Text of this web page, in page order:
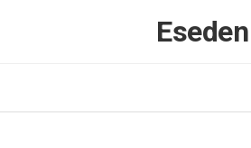
Eseden